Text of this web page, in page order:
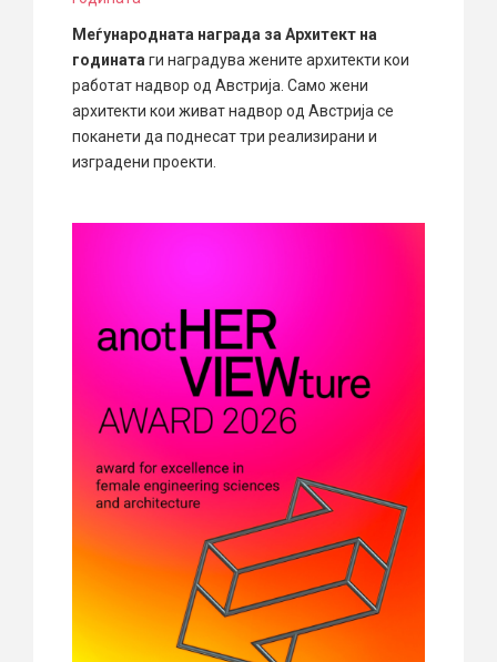
Меѓународната награда за Архитект на
годината ги наградува жените архитекти кои
работат надвор од Австрија. Само жени
архитекти кои живат надвор од Австрија се
поканети да поднесат три реализирани и
изградени проекти.